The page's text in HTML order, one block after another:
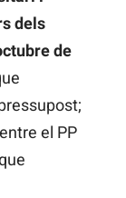
dels
de
el PP